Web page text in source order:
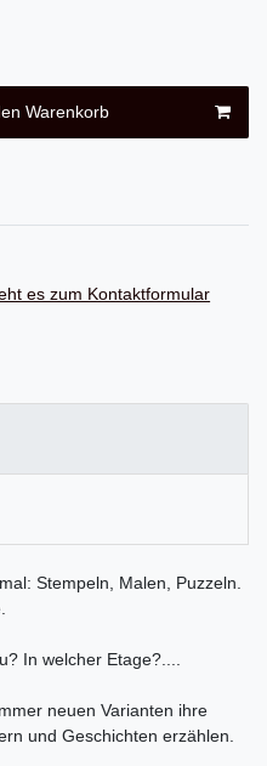
Warenkorb
es zum Kontaktformular
Stempeln, Malen, Puzzeln.
In welcher Etage?....
neuen Varianten ihre
und Geschichten erzählen.